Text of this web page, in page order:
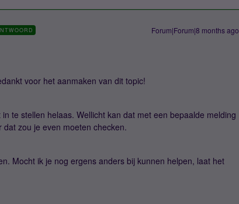
Forum|Forum|8 months ago
voor het aanmaken van dit topic!
te stellen helaas. Wellicht kan dat met een bepaalde melding
zou je even moeten checken.
Mocht ik je nog ergens anders bij kunnen helpen, laat het